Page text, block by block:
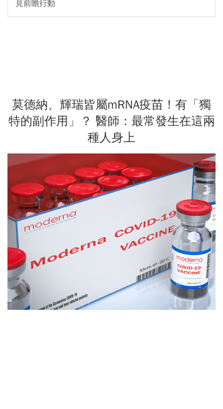
見前瞻行動
莫德納、輝瑞皆屬mRNA疫苗！有「獨
特的副作用」？ 醫師：最常發生在這兩
種人身上